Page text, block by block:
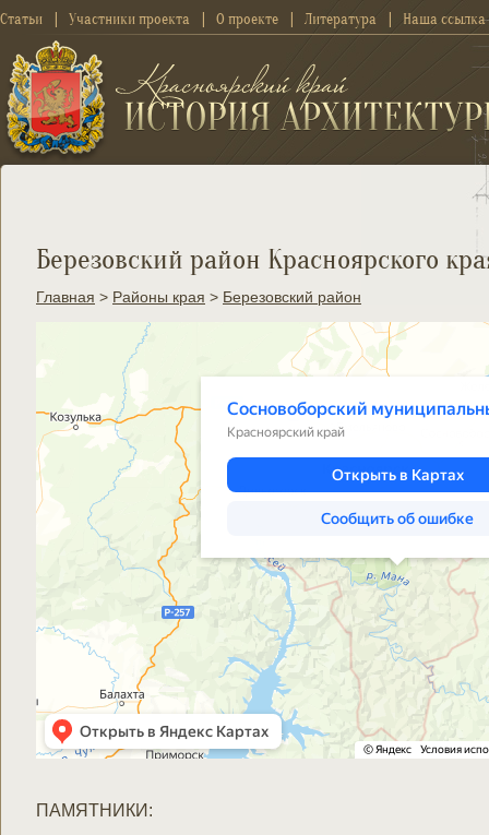
Статьи Участники проекта О проекте Литература Наша ссылка
Березовский район Красноярского
Главная > Районы края > Березовский район
ПАМЯТНИКИ: